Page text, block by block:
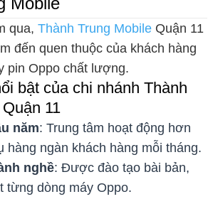
qua, Thành Trung Mobile Quận 11
đến quen thuộc của khách hàng
pin Oppo chất lượng.
bật của chi nhánh Thành
11
năm: Trung tâm hoạt động hơn
hàng ngàn khách hàng mỗi tháng.
nghề: Được đào tạo bài bản,
từng dòng máy Oppo.